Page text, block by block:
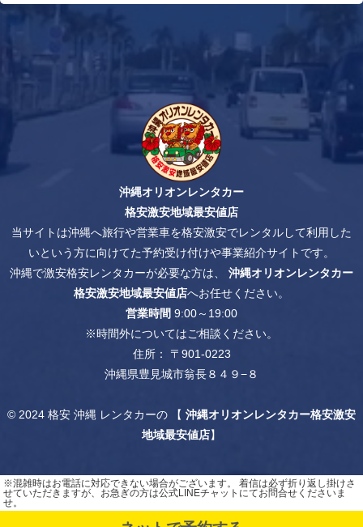
沖縄オリオンレンタカー
格安激安地域最安値店
当サイトは沖縄へ旅行や営業車を格安激安でレンタルして利用した
いという方に向けてた予約受け付けや事業紹介サイトです。
沖縄で激安格安レンタカーが必要な方は、 沖縄オリオンレンタカー
格安激安地域最安値店へお任せください。
営業時間 9:00～19:00
※時間外についてはご相談ください。
住所： 〒901-0223
沖縄県豊見城市翁長８４９−８
© 2024 格安 沖縄 レンタカーの 【 沖縄オリオンレンタカー格安激安
地域最安値店】
※混雑時はお電話に対応できない場合がございます。 着信は必ず折り返し掛けさ
せていただきますが、お急ぎの方は公式LINEチャットにてお問合せくださいま
せ。